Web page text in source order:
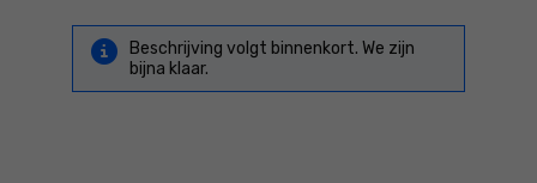
Beschrijving volgt binnenkort. We zijn
bijna klaar.